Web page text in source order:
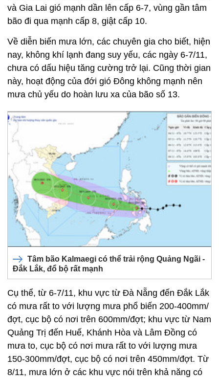
và Gia Lai gió mạnh dần lên cấp 6-7, vùng gần tâm
bão đi qua mạnh cấp 8, giật cấp 10.
Về diễn biến mưa lớn, các chuyên gia cho biết, hiện
nay, không khí lạnh đang suy yếu, các ngày 6-7/11,
chưa có dấu hiệu tăng cường trở lại. Cũng thời gian
này, hoạt động của đới gió Đông không mạnh nên
mưa chủ yếu do hoàn lưu xa của bão số 13.
Tâm bão Kalmaegi có thể trải rộng Quảng Ngãi -
Đắk Lắk, đổ bộ rất mạnh
Cụ thể, từ 6-7/11, khu vực từ Đà Nẵng đến Đắk Lắk
có mưa rất to với lượng mưa phổ biến 200-400mm/
đợt, cục bộ có nơi trên 600mm/đợt; khu vực từ Nam
Quảng Trị đến Huế, Khánh Hòa và Lâm Đồng có
mưa to, cục bộ có nơi mưa rất to với lượng mưa
150-300mm/đợt, cục bộ có nơi trên 450mm/đợt. Từ
8/11, mưa lớn ở các khu vực nói trên khả năng có